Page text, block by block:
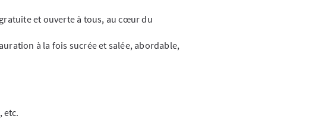
et ouverte à tous, au cœur du
à la fois sucrée et salée, abordable,
etc.